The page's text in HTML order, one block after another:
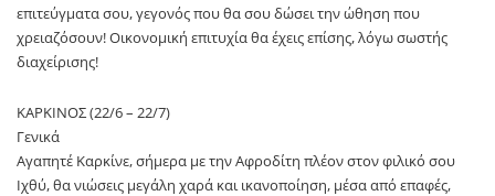
επιτεύγματα σου, γεγονός που θα σου δώσει την ώθηση που
χρειαζόσουν! Οικονομική επιτυχία θα έχεις επίσης, λόγω σωστής
διαχείρισης!
ΚΑΡΚΙΝΟΣ (22/6 – 22/7)
Γενικά
Αγαπητέ Καρκίνε, σήμερα με την Αφροδίτη πλέον στον φιλικό σου
Ιχθύ, θα νιώσεις μεγάλη χαρά και ικανοποίηση, μέσα από επαφές,